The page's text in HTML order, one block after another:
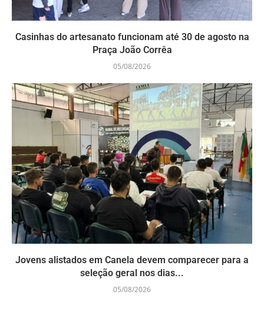
Casinhas do artesanato funcionam até 30 de agosto na
Praça João Corrêa
05/08/2026
Jovens alistados em Canela devem comparecer para a
seleção geral nos dias...
05/08/2026